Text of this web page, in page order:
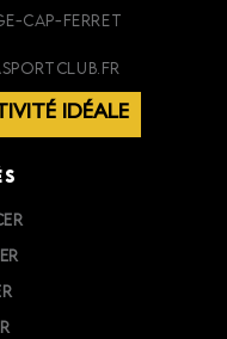
CAP-FERRET
IDÉALE